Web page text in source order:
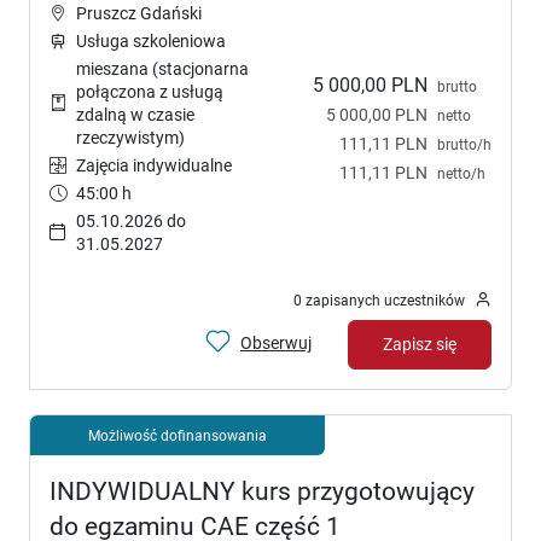
5 000,00 PLN brutto
5 000,00 PLN netto
111,11 PLN brutto/h
111,11 PLN netto/h
Pruszcz Gdański
Usługa szkoleniowa
mieszana (stacjonarna
połączona z usługą
zdalną w czasie
rzeczywistym)
Zajęcia indywidualne
45:00 h
05.10.2026 do
31.05.2027
0 zapisanych uczestników
Obserwuj Zapisz się
Możliwość dofinansowania
INDYWIDUALNY kurs przygotowujący
do egzaminu CAE część 1